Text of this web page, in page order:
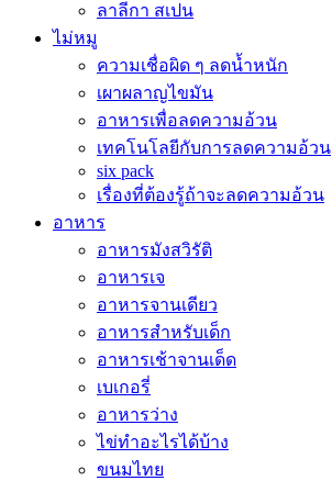
ลาลีกา สเปน
ไม่หมู
ความเชื่อผิด ๆ ลดน้ำหนัก
เผาผลาญไขมัน
อาหารเพื่อลดความอ้วน
เทคโนโลยีกับการลดความอ้วน
six pack
เรื่องที่ต้องรู้ถ้าจะลดความอ้วน
อาหาร
อาหารมังสวิรัติ
อาหารเจ
อาหารจานเดียว
อาหารสำหรับเด็ก
อาหารเช้าจานเด็ด
เบเกอรี่
อาหารว่าง
ไข่ทำอะไรได้บ้าง
ขนมไทย